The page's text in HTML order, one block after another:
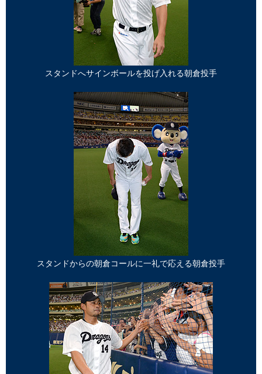
スタンドへサインボールを投げ入れる朝倉投手
スタンドからの朝倉コールに一礼で応える朝倉投手